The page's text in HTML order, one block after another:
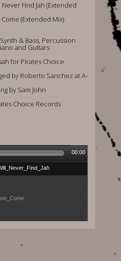
Find Jah (Extended
(Extended Mix)
& Bass, Percussion
and Guitars
for Pirates Choice
by Roberto Sanchez at A-
by Sam John
Choice Records
00:00